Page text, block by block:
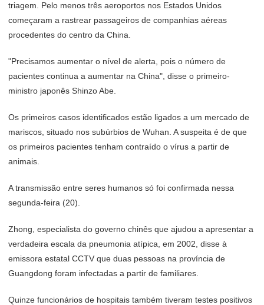
triagem. Pelo menos três aeroportos nos Estados Unidos
começaram a rastrear passageiros de companhias aéreas
procedentes do centro da China.
"Precisamos aumentar o nível de alerta, pois o número de
pacientes continua a aumentar na China", disse o primeiro-
ministro japonês Shinzo Abe.
Os primeiros casos identificados estão ligados a um mercado de
mariscos, situado nos subúrbios de Wuhan. A suspeita é de que
os primeiros pacientes tenham contraído o vírus a partir de
animais.
A transmissão entre seres humanos só foi confirmada nessa
segunda-feira (20).
Zhong, especialista do governo chinês que ajudou a apresentar a
verdadeira escala da pneumonia atípica, em 2002, disse à
emissora estatal CCTV que duas pessoas na província de
Guangdong foram infectadas a partir de familiares.
Quinze funcionários de hospitais também tiveram testes positivos